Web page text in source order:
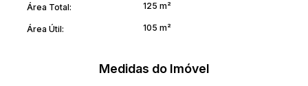
Área Total: 125 m²
Área Útil: 105 m²
Medidas do Imóvel